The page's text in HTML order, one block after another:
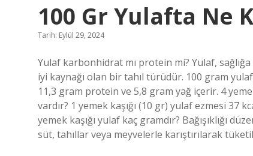
100 Gr Yulafta Ne
Tarih: Eylül 29, 2024
Yulaf karbonhidrat mı protein mi? Yulaf,
iyi kaynağı olan bir tahıl türüdür. 100 gram
11,3 gram protein ve 5,8 gram yağ içerir. 4
vardır? 1 yemek kaşığı (10 gr) yulaf ezmesi 37
yemek kaşığı yulaf kaç gramdır? Bağışıklığı
süt, tahıllar veya meyvelerle karıştırılarak